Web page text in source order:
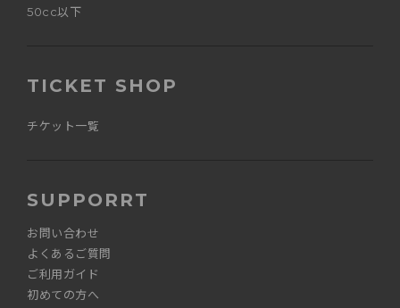
50cc以下
TICKET SHOP
チケット一覧
SUPPORRT
お問い合わせ
よくあるご質問
ご利用ガイド
初めての方へ